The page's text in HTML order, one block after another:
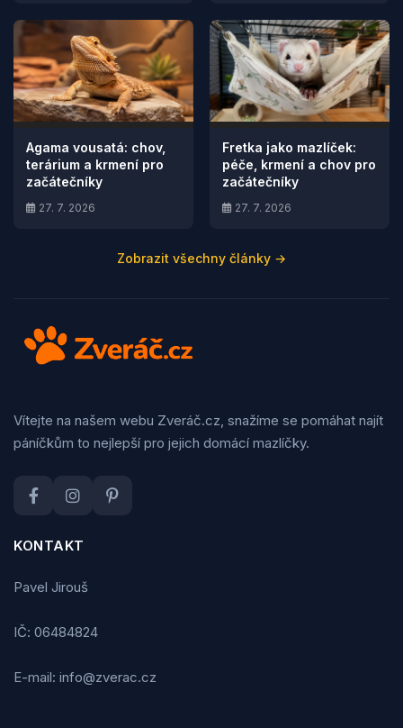
Agama vousatá: chov,
terárium a krmení pro
začátečníky
27. 7. 2026
Fretka jako mazlíček:
péče, krmení a chov pro
začátečníky
27. 7. 2026
Zobrazit všechny články →
Vítejte na našem webu Zveráč.cz, snažíme se pomáhat najít
páníčkům to nejlepší pro jejich domácí mazlíčky.
KONTAKT
Pavel Jirouš
IČ: 06484824
E-mail: info@zverac.cz